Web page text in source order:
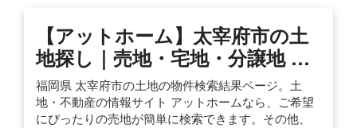
【アットホーム】太宰府市の土
地探し｜売地・宅地・分譲地 …
福岡県 太宰府市の土地の物件検索結果ページ。土
地・不動産の情報サイト アットホームなら、ご希望
にぴったりの売地が簡単に検索できます。その他、